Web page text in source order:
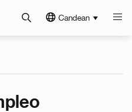
Candean